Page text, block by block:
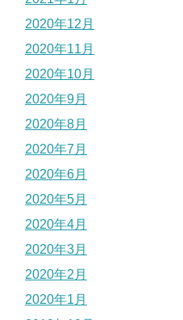
2020年12月
2020年11月
2020年10月
2020年9月
2020年8月
2020年7月
2020年6月
2020年5月
2020年4月
2020年3月
2020年2月
2020年1月